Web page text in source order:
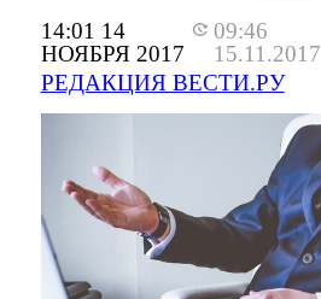
14:01 14
НОЯБРЯ 2017
09:46
15.11.2017
РЕДАКЦИЯ ВЕСТИ.РУ